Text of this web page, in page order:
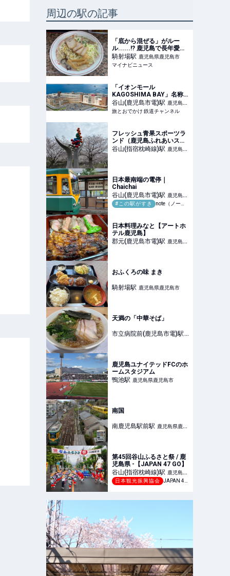
周辺の駅の記事
「底から混ぜる」がルー
ル......!? 鹿児島で長年愛さ
れる"ざぼんの里"の名物
「ざぼんラーメン」を実
食、独自の文化が面白い
騎射場駅 鹿児島県鹿児島市
マイナビニュース
「イオンモール
KAGOSHIMA BAY」名称
新たに第1章リニューア
ル、32店舗刷新で九州最大
級ショップや地元グルメ、
も！ | 旅とおでかけ 鉄道チ
ャンネル
谷山(鹿児島市電)駅 鹿児島県
鹿児島市
旅とおでかけ 鉄道チャンネル
フレッシュ青果スポーツラ
ンド（鹿児島ふれあいスポ
ーツランド）
谷山(指宿枕崎線)駅 鹿児島県
日本最南端の電停｜
Chaichai
谷山(鹿児島市電)駅 鹿児島県
鹿児島市
#この駅がすき note（ノート）
日本料理みなと【アートホ
テル鹿児島】
郡元(鹿児島市電)駅 鹿児島県
おふくろの味 まき
騎射場駅 鹿児島県鹿児島市
天満の「中華そば」
市立病院前(鹿児島市電)駅
鹿児島ユナイテッドFCのホ
ームスタジアム
鴨池駅 鹿児島県鹿児島市
南国
南鹿児島駅前駅 鹿児島県鹿児
第45回谷山ふるさと祭 / 鹿
児島県 -【JAPAN 47 GO】
谷山(指宿枕崎線)駅 鹿児島県
鹿児島市
日本観光振興協会 JAPAN 47 GO